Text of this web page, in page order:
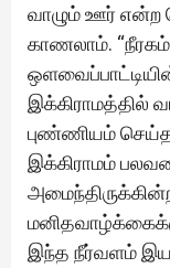
வாழும் ஊர் என்ற
காணலாம்.
இக்கிராமத்தில்
புண்ணியம்
இக்கிராமம்
இந்த நீர்வளம்